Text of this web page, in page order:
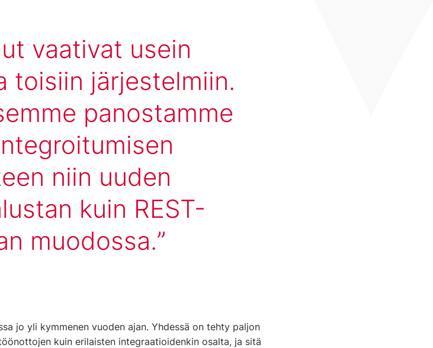
vaativat usein
toisiin järjestelmiin.
panostamme
niin uuden
kuin REST-
muodossa.
jo yli kymmenen vuoden ajan. Yhdessä on tehty paljon
kuin erilaisten integraatioidenkin osalta, ja sitä